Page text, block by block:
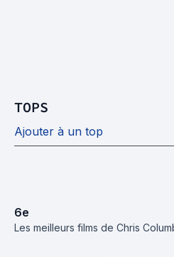
TOPS
Ajouter à un top
6e
Les meilleurs films de Chris